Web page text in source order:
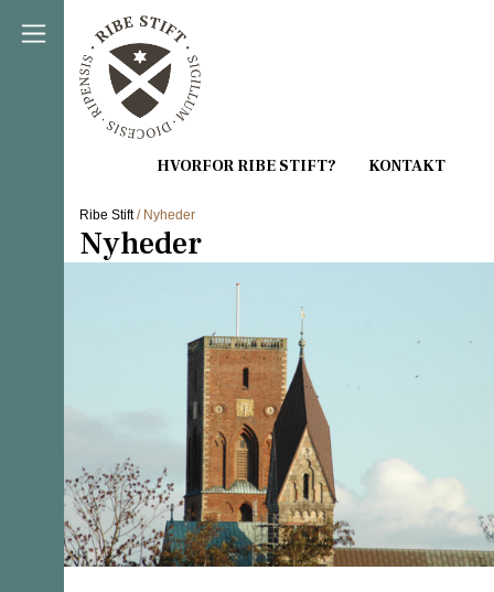
Direkte til indholdet
Ribe Stift/ Nyheder
Nyheder